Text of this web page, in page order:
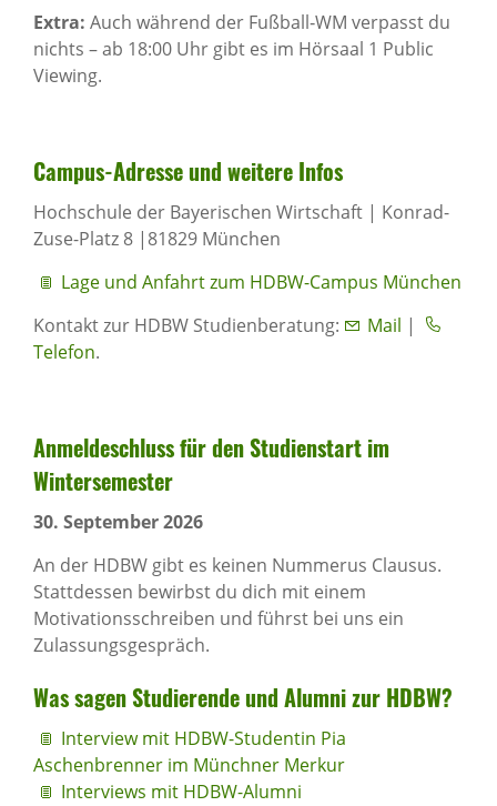
Extra: Auch während der Fußball‑WM verpasst du
nichts – ab 18:00 Uhr gibt es im Hörsaal 1 Public
Viewing.
Campus-Adresse und weitere Infos
Hochschule der Bayerischen Wirtschaft | Konrad-
Zuse-Platz 8 |81829 München
Lage und Anfahrt zum HDBW-Campus München
Kontakt zur HDBW Studienberatung:
Mail |
Telefon.
Anmel­de­schluss für den Studi­en­start im
Winter­se­mester
30. September 2026
An der HDBW gibt es keinen Nummerus Clausus.
Stattdessen bewirbst du dich mit einem
Motivationsschreiben und führst bei uns ein
Zulassungsgespräch.
Was sagen Studie­rende und Alumni zur HDBW?
Interview mit HDBW-Studentin Pia
Aschenbrenner im Münchner Merkur
Interviews mit HDBW-Alumni